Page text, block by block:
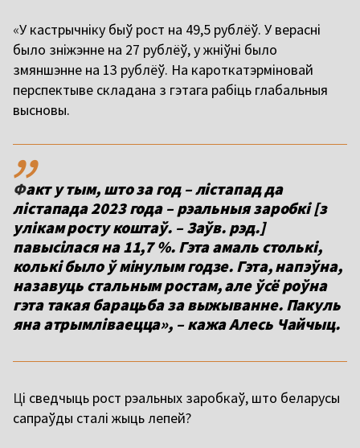
«У кастрычніку быў рост на 49,5 рублёў. У верасні
было зніжэнне на 27 рублёў, у жніўні было
змяншэнне на 13 рублёў. На кароткатэрміновай
перспектыве складана з гэтага рабіць глабальныя
высновы.
,,
Факт у тым, што за год – лістапад да
лістапада 2023 года – рэальныя заробкі [з
улікам росту коштаў. – Заўв. рэд.]
павысілася на 11,7 %. Гэта амаль столькі,
колькі было ў мінулым годзе. Гэта, напэўна,
назавуць стальным ростам, але ўсё роўна
гэта такая барацьба за выжыванне. Пакуль
яна атрымліваецца», – кажа Алесь Чайчыц.
Ці сведчыць рост рэальных заробкаў, што беларусы
сапраўды сталі жыць лепей?